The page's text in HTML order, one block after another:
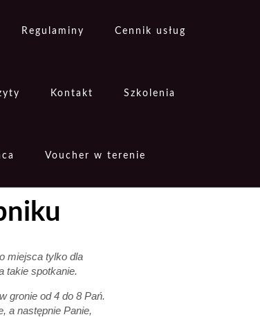
Regulaminy Cennik usług
Kontakt Szkolenia
Voucher w terenie
miejsca tylko dla
takie spotkanie.
gronie od 4 do 8 Pań.
a następnie Panie,